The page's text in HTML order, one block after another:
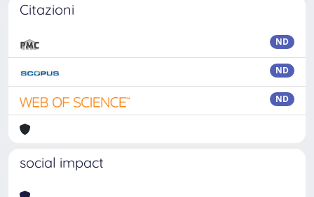
Citazioni
ND
ND
ND
social impact